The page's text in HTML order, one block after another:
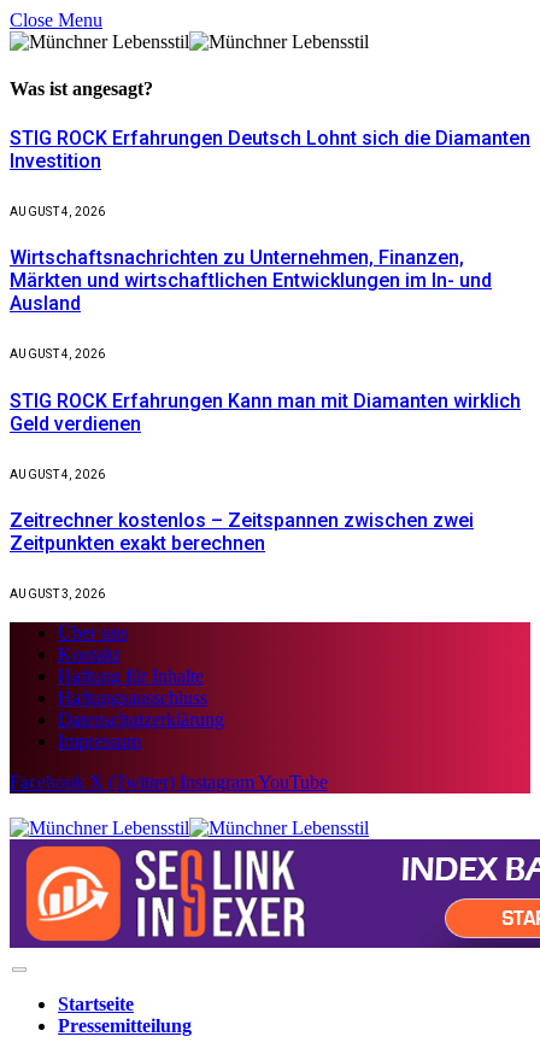
Close Menu
Was ist angesagt?
STIG ROCK Erfahrungen Deutsch Lohnt sich die Diamanten
Investition
AUGUST 4, 2026
Wirtschaftsnachrichten zu Unternehmen, Finanzen,
Märkten und wirtschaftlichen Entwicklungen im In- und
Ausland
AUGUST 4, 2026
STIG ROCK Erfahrungen Kann man mit Diamanten wirklich
Geld verdienen
AUGUST 4, 2026
Zeitrechner kostenlos – Zeitspannen zwischen zwei
Zeitpunkten exakt berechnen
AUGUST 3, 2026
Über uns
Kontakt
Haftung für Inhalte
Haftungsausschluss
Datenschutzerklärung
Impressum
Facebook X (Twitter) InstagramYouTube
Startseite
Pressemitteilung